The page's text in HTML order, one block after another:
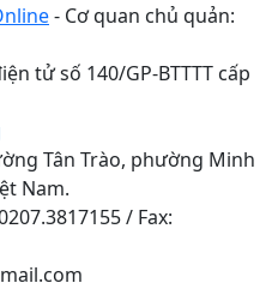
- Cơ quan chủ quản:
tử số 140/GP-BTTTT cấp
Tân Trào, phường Minh
Nam.
/ Fax: